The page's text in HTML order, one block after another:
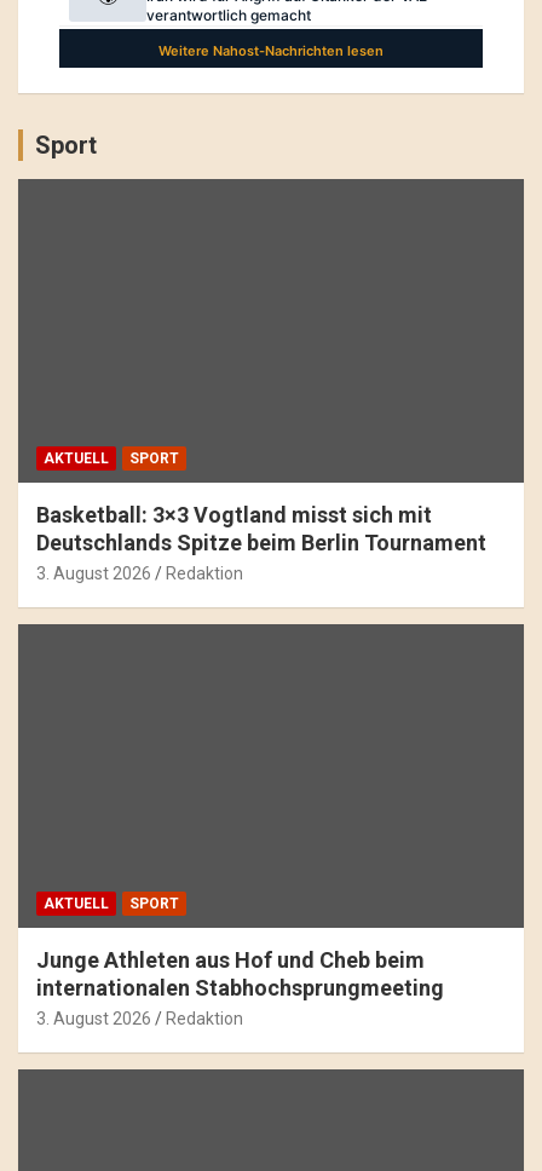
Sport
AKTUELL SPORT
Basketball: 3×3 Vogtland misst sich mit
Deutschlands Spitze beim Berlin Tournament
3. August 2026 Redaktion
AKTUELL SPORT
Junge Athleten aus Hof und Cheb beim
internationalen Stabhochsprungmeeting
3. August 2026 Redaktion